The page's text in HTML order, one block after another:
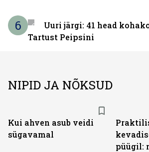
6
Uuri järgi: 41 head
Tartust Peipsini
NIPID JA NÕKSUD
Kui ahven asub veidi
sügavamal
püügil: